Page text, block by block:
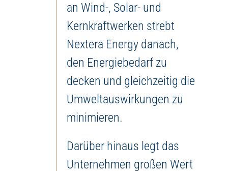
an Wind-, Solar- und
Kernkraftwerken strebt
Nextera Energy danach,
den Energiebedarf zu
decken und gleichzeitig die
Umweltauswirkungen zu
minimieren.
Darüber hinaus legt das
Unternehmen großen Wert